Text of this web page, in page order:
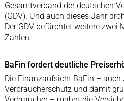
Gesamtverband der deutschen
(GDV). Und auch dieses Jahr
Der GDV befürchtet weitere zwei
Zahlen.
BaFin fordert deutliche
Die Finanzaufsicht BaFin –
Verbraucherschutz und damit